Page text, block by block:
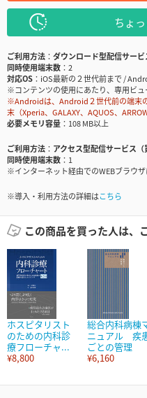
ちょ
ご利用方法
ダウンロード型配信サービ
同時使用端末数
2
対応OS
iOS最新の２世代前まで /
※コンテンツの使用にあたり、専用ビ
※Androidは、Android２世代前の端末
末（Xperia、GALAXY、AQUOS、
必要メモリ容量
108 MB以上
ご利用方法
アクセス型配信サービス（
同時使用端末数
1
※インターネット経由でのWEBブラウ
※導入・利用方法の詳細はこちら
この商品を買った人は、
ホスピタリスト
のための内科診
療フローチャ...
¥8,800
総合内科病棟
ニュアル 疾
ごとの管理
¥6,160